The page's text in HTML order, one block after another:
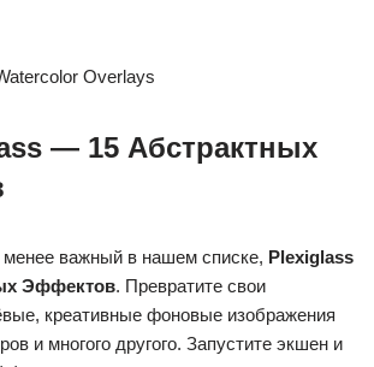
— 15 Абстрактных
важный в нашем списке, Plexiglass
Эффектов. Превратите свои
креативные фоновые изображения
и многого другого. Запустите экшен и